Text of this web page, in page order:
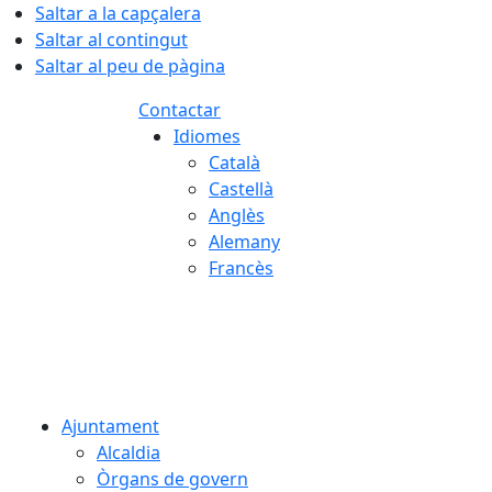
Saltar a la capçalera
Saltar al contingut
Saltar al peu de pàgina
Contactar
Idiomes
Català
Castellà
Anglès
Alemany
Francès
Ajuntament
Alcaldia
Òrgans de govern